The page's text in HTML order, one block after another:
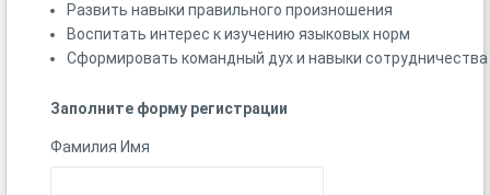
Развить навыки правильного произношения
Воспитать интерес кизучению языковыхнорм
Сформировать командный духи навыки сотрудничества
Заполните форму регистрации
Фамилия Имя